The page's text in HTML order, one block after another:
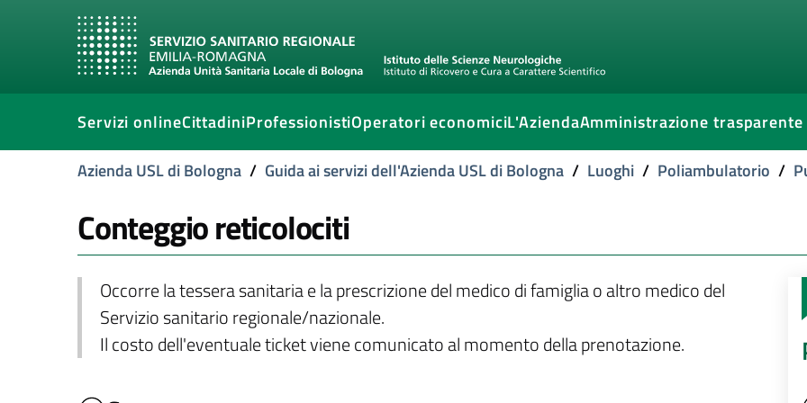
Servizi onlineCittadiniProfessionistiOperatori economiciL'AziendaAmministrazione trasparente
Azienda USL di Bologna / Guida ai servizi dell'Azienda USL di Bologna / Luoghi / Poliambulatorio /
Conteggio reticolociti
Occorre la tessera sanitaria e la prescrizione del medico di famiglia o altro medico del
Servizio sanitario regionale/nazionale.
Il costo dell'eventuale ticket viene comunicato al momento della prenotazione.